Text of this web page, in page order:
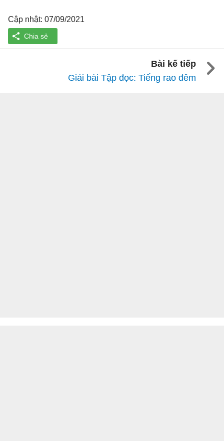
Cập nhật: 07/09/2021
Bài kế tiếp
Giải bài Tập đọc: Tiếng rao đêm